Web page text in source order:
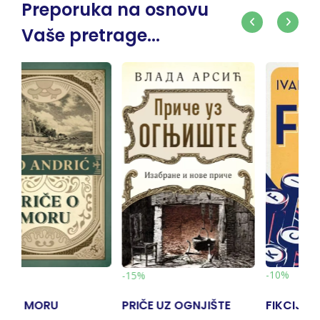
Preporuka na osnovu
Vaše pretrage...
OGNJIŠTE
-10%
FIKCIJA
-10%
ŽAN